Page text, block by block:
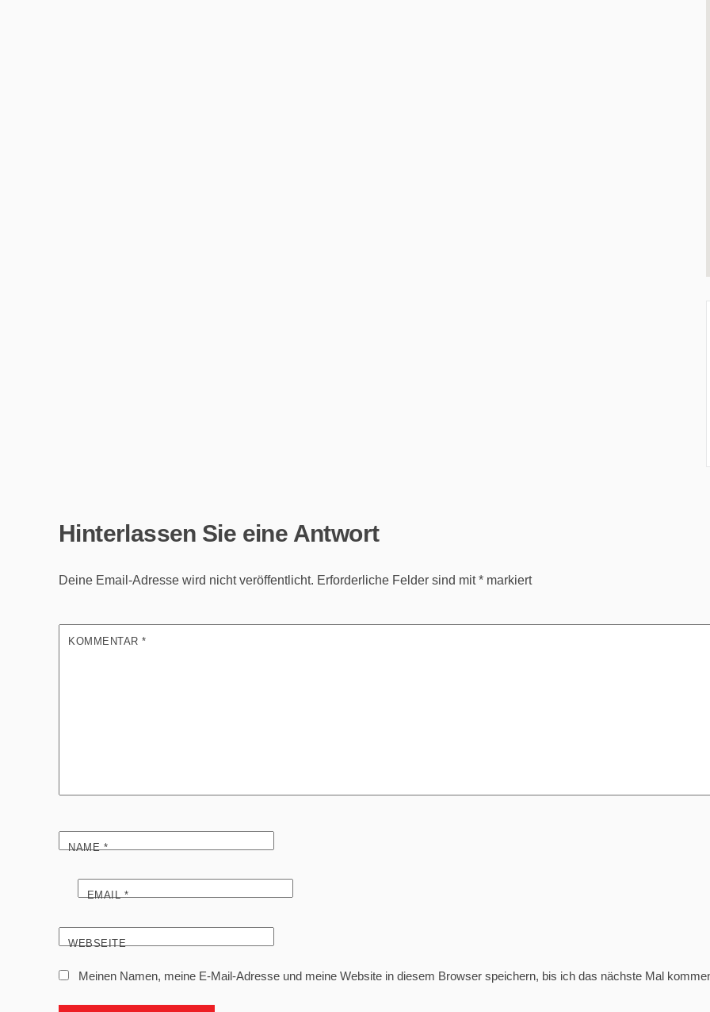
Hinterlassen Sie eine Antwort
Deine Email-Adresse wird nicht veröffentlicht. Erforderliche Felder sind mit* markiert
KOMMENTAR*
NAME*
EMAIL*
WEBSEITE
Meinen Namen, meine E-Mail-Adresse und meine Website in diesem Browser speichern, bis ich das nächste Mal